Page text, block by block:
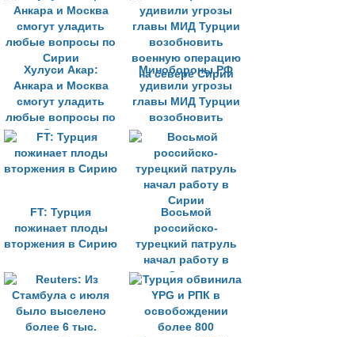
шантажом
Хулуси Акар:
Анкара и Москва
смогут уладить
любые вопросы по
Сирии
Минобороны РФ
удивили угрозы
главы МИД Турции
возобновить
военную операцию
на севере Сирии
FT: Турция
пожинает плоды
вторжения в Сирию
Восьмой
российско-
турецкий патруль
начал работу в
Сирии